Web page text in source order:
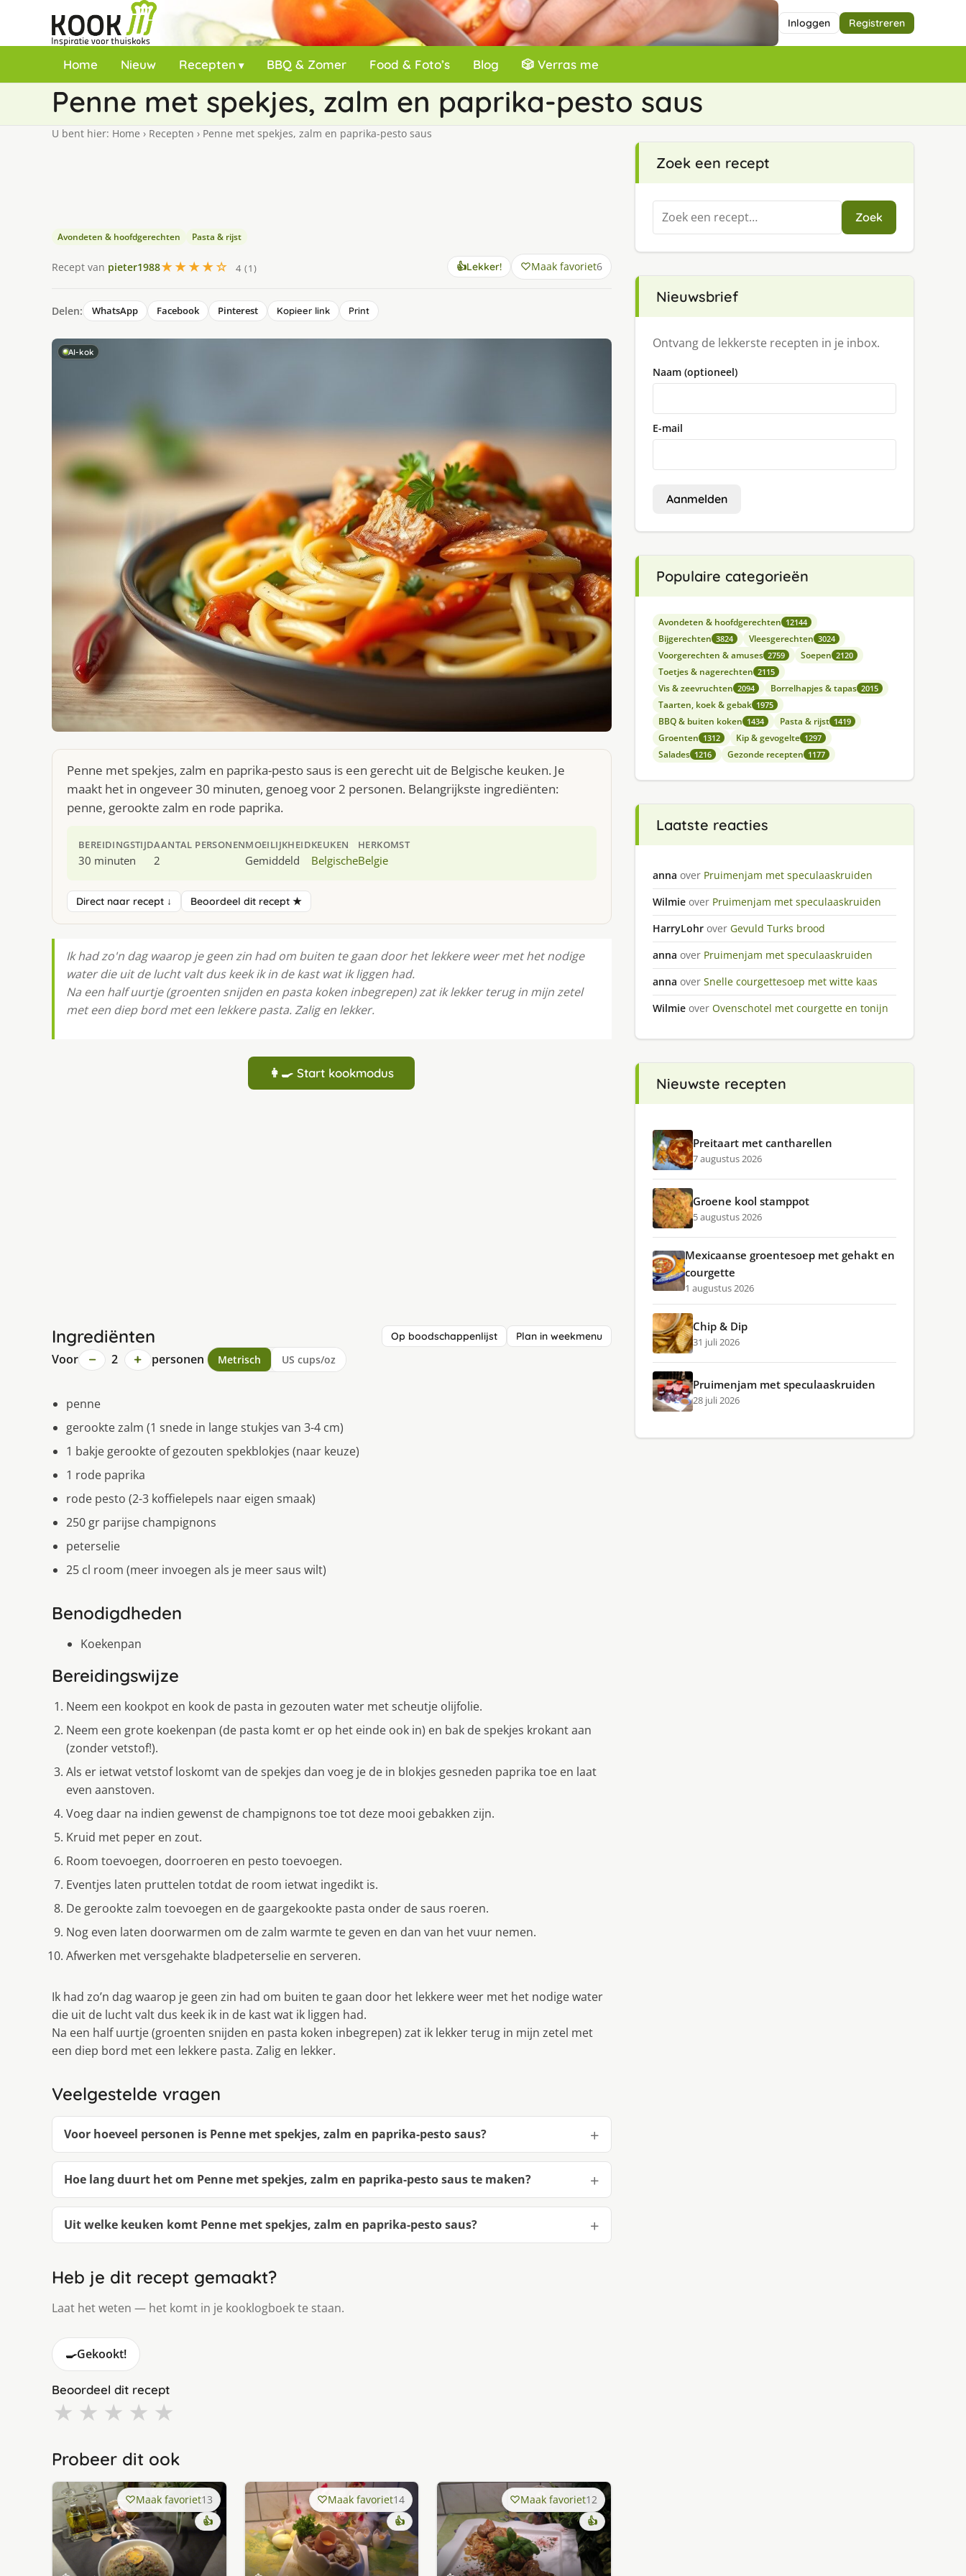
Inloggen Registreren
Home Nieuw Recepten BBQ & Zomer Food & Foto’s Blog 🎲 Verras me
Penne met spekjes, zalm en paprika-pesto saus
U bent hier: Home › Recepten › Penne met spekjes, zalm en paprika-pesto saus
Avondeten & hoofdgerechten Pasta & rijst
Recept van pieter1988★★★★☆ 4 (1) 👍Lekker! Maak favoriet6
Delen: WhatsApp Facebook Pinterest Kopieer link Print
AI-kok
Penne met spekjes, zalm en paprika-pesto saus is een gerecht uit de Belgische keuken. Je
maakt het in ongeveer 30 minuten, genoeg voor 2 personen. Belangrijkste ingrediënten:
penne, gerookte zalm en rode paprika.
BEREIDINGSTIJD
30 minuten
AANTAL PERSONEN
2
MOEILIJKHEID
Gemiddeld
KEUKEN
Belgische
HERKOMST
Belgie
Direct naar recept ↓ Beoordeel dit recept ★
Ik had zo'n dag waarop je geen zin had om buiten te gaan door het lekkere weer met het nodige
water die uit de lucht valt dus keek ik in de kast wat ik liggen had.
Na een half uurtje (groenten snijden en pasta koken inbegrepen) zat ik lekker terug in mijn zetel
met een diep bord met een lekkere pasta. Zalig en lekker.
👩‍🍳 Start kookmodus
Ingrediënten Op boodschappenlijst Plan in weekmenu
Voor − 2 + personen Metrisch US cups/oz
penne
gerookte zalm (1 snede in lange stukjes van 3-4 cm)
1 bakje gerookte of gezouten spekblokjes (naar keuze)
1 rode paprika
rode pesto (2-3 koffielepels naar eigen smaak)
250 gr parijse champignons
peterselie
25 cl room (meer invoegen als je meer saus wilt)
Benodigdheden
Koekenpan
Bereidingswijze
Neem een kookpot en kook de pasta in gezouten water met scheutje olijfolie.
Neem een grote koekenpan (de pasta komt er op het einde ook in) en bak de spekjes krokant aan
(zonder vetstof!).
Als er ietwat vetstof loskomt van de spekjes dan voeg je de in blokjes gesneden paprika toe en laat
even aanstoven.
Voeg daar na indien gewenst de champignons toe tot deze mooi gebakken zijn.
Kruid met peper en zout.
Room toevoegen, doorroeren en pesto toevoegen.
Eventjes laten pruttelen totdat de room ietwat ingedikt is.
De gerookte zalm toevoegen en de gaargekookte pasta onder de saus roeren.
Nog even laten doorwarmen om de zalm warmte te geven en dan van het vuur nemen.
Afwerken met versgehakte bladpeterselie en serveren.
Ik had zo’n dag waarop je geen zin had om buiten te gaan door het lekkere weer met het nodige water
die uit de lucht valt dus keek ik in de kast wat ik liggen had.
Na een half uurtje (groenten snijden en pasta koken inbegrepen) zat ik lekker terug in mijn zetel met
een diep bord met een lekkere pasta. Zalig en lekker.
Veelgestelde vragen
Voor hoeveel personen is Penne met spekjes, zalm en paprika-pesto saus?
Hoe lang duurt het om Penne met spekjes, zalm en paprika-pesto saus te maken?
Uit welke keuken komt Penne met spekjes, zalm en paprika-pesto saus?
Heb je dit recept gemaakt?
Laat het weten — het komt in je kooklogboek te staan.
🍳Gekookt!
Beoordeel dit recept
★ ★ ★ ★ ★
Probeer dit ook
Maak favoriet13
👍
Maak favoriet14
👍
Maak favoriet12
👍
Zoek een recept
Zoeken
naar:
Zoek
Nieuwsbrief
Ontvang de lekkerste recepten in je inbox.
Naam (optioneel)
E-mail
Aanmelden
Populaire categorieën
Avondeten & hoofdgerechten 12144
Bijgerechten 3824 Vleesgerechten 3024
Voorgerechten & amuses 2759 Soepen 2120
Toetjes & nagerechten 2115
Vis & zeevruchten 2094 Borrelhapjes & tapas 2015
Taarten, koek & gebak 1975
BBQ & buiten koken 1434 Pasta & rijst 1419
Groenten 1312 Kip & gevogelte 1297
Salades 1216 Gezonde recepten 1177
Laatste reacties
anna over Pruimenjam met speculaaskruiden
Wilmie over Pruimenjam met speculaaskruiden
HarryLohr over Gevuld Turks brood
anna over Pruimenjam met speculaaskruiden
anna over Snelle courgettesoep met witte kaas
Wilmie over Ovenschotel met courgette en tonijn
Nieuwste recepten
Preitaart met cantharellen
7 augustus 2026
Groene kool stamppot
5 augustus 2026
Mexicaanse groentesoep met gehakt en
courgette
1 augustus 2026
Chip & Dip
31 juli 2026
Pruimenjam met speculaaskruiden
28 juli 2026